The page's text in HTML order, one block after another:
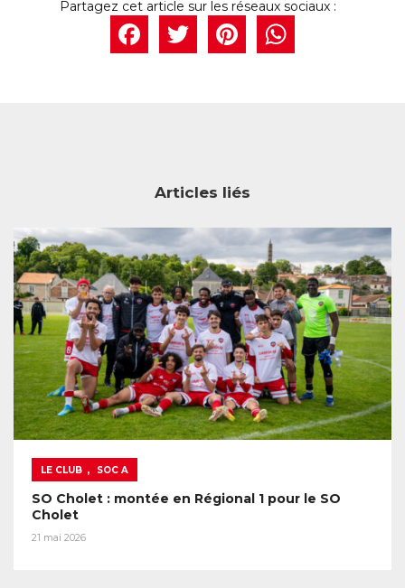
Facebook
Twitter
Articles liés
LE CLUB , SOC A
SO Cholet : montée en Régional 1 pour le SO
Cholet
21 mai 2026